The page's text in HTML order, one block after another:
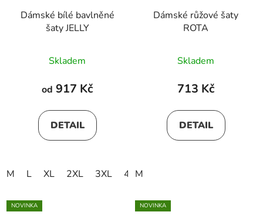
Dámské bílé bavlněné
šaty JELLY
Skladem
od 917 Kč
DETAIL
M L XL 2XL 3XL 4XL
Dámské růžové šaty
ROTA
Skladem
713 Kč
DETAIL
M
NOVINKA NOVINKA